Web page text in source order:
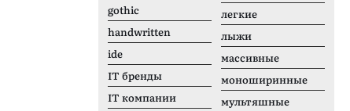
gothic
handwritten
ide
IT бренды
IT компании
легкие
лыжи
массивные
моноширинные
мультяшные